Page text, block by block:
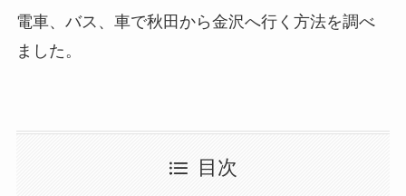
電車、バス、車で秋田から金沢へ行く方法を調べ
ました。
目次